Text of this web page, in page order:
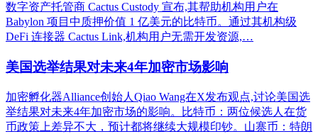
数字资产托管商 Cactus Custody 宣布,其帮助机构用户在
Babylon 项目中质押价值 1 亿美元的比特币。通过其机构级
DeFi 连接器 Cactus Link,机构用户无需开发资源,…
美国选举结果对未来4年加密市场影响
加密孵化器Alliance创始人Qiao Wang在X发布观点,讨论美国选
举结果对未来4年加密市场的影响。比特币：两位候选人在货
币政策上差异不大，预计都将继续大规模印钞。山寨币：特朗